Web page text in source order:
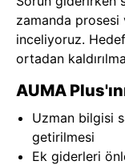
zamanda
inceliyoruz.
ortadan
AUMA
Uzman bilgisi
getirilmesi
Ek giderleri